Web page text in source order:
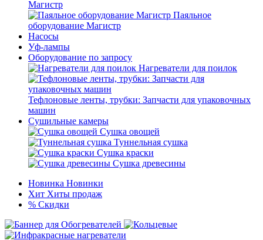
Магистр
Паяльное
оборудование Магистр
Насосы
Уф-лампы
Оборудование по запросу
Нагреватели для поилок
Тефлоновые ленты, трубки: Запчасти для упаковочных
машин
Сушильные камеры
Сушка овощей
Туннельная сушка
Сушка краски
Сушка древесины
Новинка Новинки
Хит Хиты продаж
% Скидки